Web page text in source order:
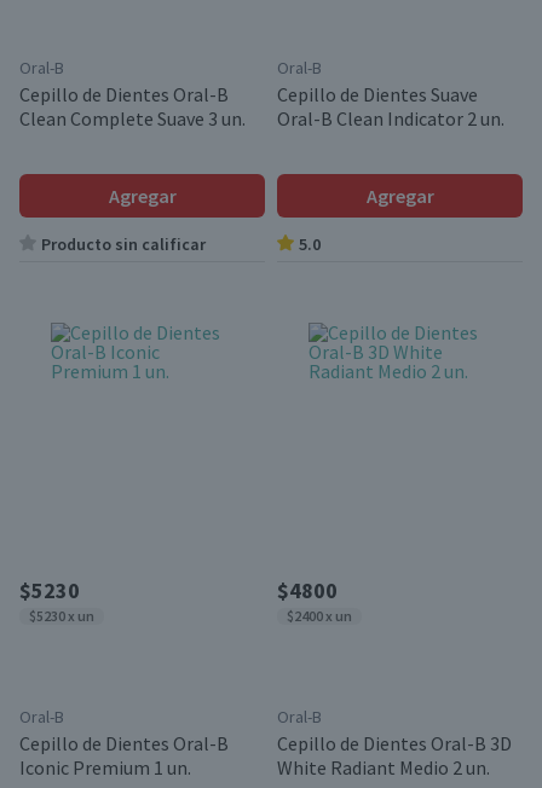
Oral-B
Cepillo de Dientes Oral-B
Clean Complete Suave 3 un.
Agregar
Producto sin calificar
Oral-B
Cepillo de Dientes Suave
Oral-B Clean Indicator 2 un.
Agregar
5.0
$5230
$5230 x un
Oral-B
Cepillo de Dientes Oral-B
Iconic Premium 1 un.
$4800
$2400 x un
Oral-B
Cepillo de Dientes Oral-B 3D
White Radiant Medio 2 un.